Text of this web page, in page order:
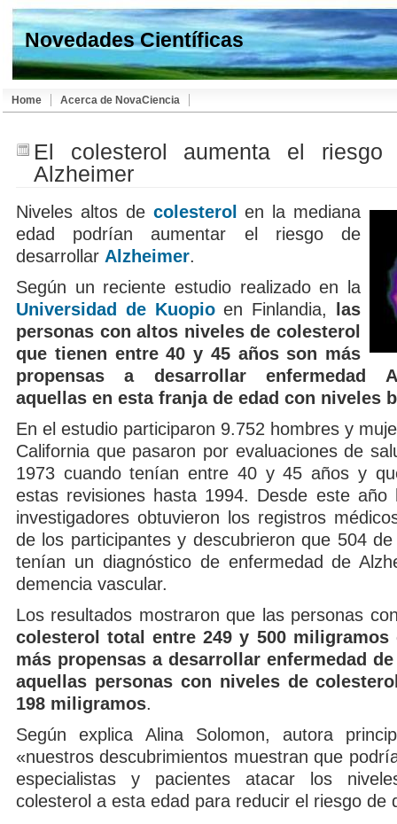
Novedades Científicas
Home Acerca de NovaCiencia
El colesterol aumenta el riesgo
Alzheimer
Niveles altos de colesterol
en la mediana
edad podrían aumentar el riesgo de
desarrollar Alzheimer.
Según un reciente estudio realizado en la
Universidad de Kuopioen Finlandia,
las
personas con altos niveles de colesterol
que tienen entre 40 y 45 años son más
propensas a desarrollar enfermedad
aquellas en esta franja de edad con niveles
En el estudio participaron 9.752 hombres y
California que pasaron por evaluaciones de
1973 cuando tenían entre 40 y 45 años y
estas revisiones hasta 1994. Desde este año
investigadores obtuvieron los registros
de los participantes y descubrieron que 504
tenían un diagnóstico de enfermedad de
demencia vascular.
Los resultados mostraron que las personas
colesterol total entre 249 y 500 miligramos
más propensas a desarrollar enfermedad
aquellas personas con niveles de
198 miligramos.
Según explica Alina Solomon, autora
«nuestros descubrimientos muestran que
especialistas y pacientes atacar los
colesterol a esta edad para reducir el riesgo de